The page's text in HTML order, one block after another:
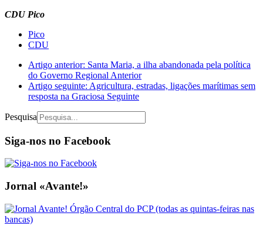
CDU Pico
Pico
CDU
Artigo anterior: Santa Maria, a ilha abandonada pela política
do Governo Regional Anterior
Artigo seguinte: Agricultura, estradas, ligações marítimas sem
resposta na Graciosa Seguinte
Pesquisa
Siga-nos no Facebook
Jornal «Avante!»